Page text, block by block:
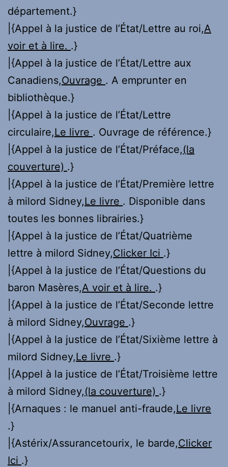
département.}
|{Appel à la justice de l’État/Lettre au roi,A
voir et à lire. .}
|{Appel à la justice de l’État/Lettre aux
Canadiens,Ouvrage . A emprunter en
bibliothèque.}
|{Appel à la justice de l’État/Lettre
circulaire,Le livre . Ouvrage de référence.}
|{Appel à la justice de l’État/Préface,(la
couverture) .}
|{Appel à la justice de l’État/Première lettre
à milord Sidney,Le livre . Disponible dans
toutes les bonnes librairies.}
|{Appel à la justice de l’État/Quatrième
lettre à milord Sidney,Clicker Ici .}
|{Appel à la justice de l’État/Questions du
baron Masères,A voir et à lire. .}
|{Appel à la justice de l’État/Seconde lettre
à milord Sidney,Ouvrage .}
|{Appel à la justice de l’État/Sixième lettre à
milord Sidney,Le livre .}
|{Appel à la justice de l’État/Troisième lettre
à milord Sidney,(la couverture) .}
|{Arnaques : le manuel anti-fraude,Le livre
.}
|{Astérix/Assurancetourix, le barde,Clicker
Ici .}